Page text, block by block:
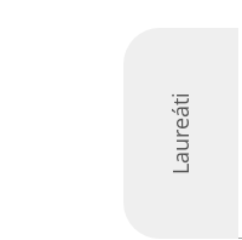
Laureáti